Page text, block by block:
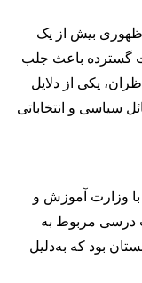
ظهوری بیش از یک
گسترده باعث جلب
یکی از دلایل
سیاسی و انتخاباتی
با وزارت آموزش و
درسی مربوط به
بود که به‌دلیل